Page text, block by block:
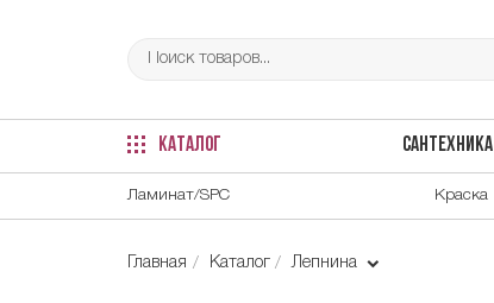
КАТАЛОГ САНТЕХНИКА
Ламинат/SPC Краска
Главная Каталог Лепнина